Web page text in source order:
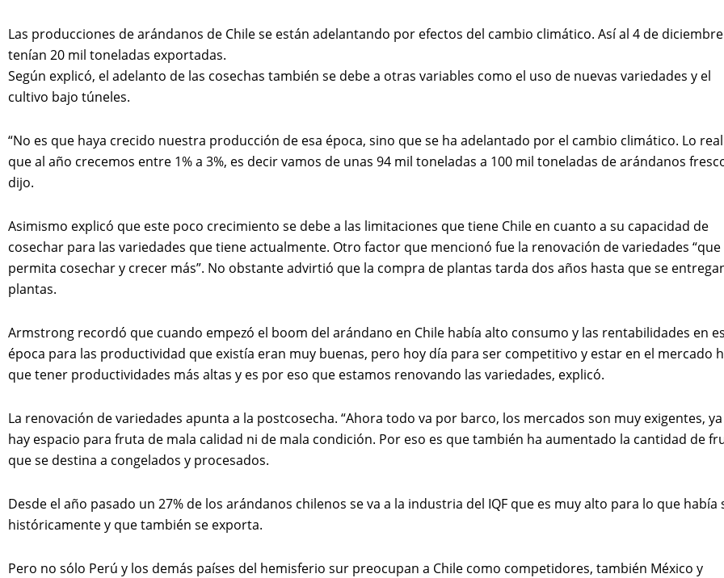
Las producciones de arándanos de Chile se están adelantando por efectos del cambio climático. Así al 4 de
tenían 20 mil toneladas exportadas.
Según explicó, el adelanto de las cosechas también se debe a otras variables como el uso de nuevas variedades y el
cultivo bajo túneles.
“No es que haya crecido nuestra producción de esa época, sino que se ha adelantado por el cambio climático. Lo
que al año crecemos entre 1% a 3%, es decir vamos de unas 94 mil toneladas a 100 mil toneladas de arándanos
dijo.
Asimismo explicó que este poco crecimiento se debe a las limitaciones que tiene Chile en cuanto a su capacidad de
cosechar para las variedades que tiene actualmente. Otro factor que mencionó fue la renovación de variedades “que
permita cosechar y crecer más”. No obstante advirtió que la compra de plantas tarda dos años hasta que se
plantas.
Armstrong recordó que cuando empezó el boom del arándano en Chile había alto consumo y las rentabilidades en
época para las productividad que existía eran muy buenas, pero hoy día para ser competitivo y estar en el mercado
que tener productividades más altas y es por eso que estamos renovando las variedades, explicó.
La renovación de variedades apunta a la postcosecha. “Ahora todo va por barco, los mercados son muy exigentes,
hay espacio para fruta de mala calidad ni de mala condición. Por eso es que también ha aumentado la cantidad de
que se destina a congelados y procesados.
Desde el año pasado un 27% de los arándanos chilenos se va a la industria del IQF que es muy alto para lo que había
históricamente y que también se exporta.
Pero no sólo Perú y los demás países del hemisferio sur preocupan a Chile como competidores, también México y